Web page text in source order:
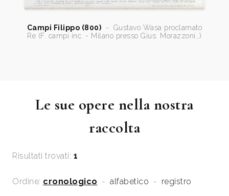
Campi Filippo (800) -
Gustavo Wasa proclamato
Re (F. campi inc. - Milano presso Gius. Morazzoni…)
Le sue opere nella nostra
raccolta
Risultati trovati: 1
Ordine: cronologico - alfabetico - registro